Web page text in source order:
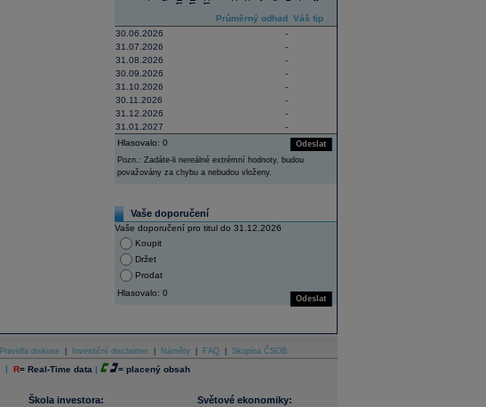
Průměrný odhad Váš tip
30.06.2026
-
31.07.2026
-
31.08.2026
-
30.09.2026
-
31.10.2026
-
30.11.2026
-
31.12.2026
-
31.01.2027
-
Odeslat
Hlasovalo: 0
Pozn.: Zadáte-li nereálné extrémní hodnoty, budou
považovány za chybu a nebudou vloženy.
Vaše doporučení
Vaše doporučení pro titul do 31.12.2026
Koupit
Držet
Prodat
Odeslat
Hlasovalo: 0
Pravidla diskuse Investiční disclaimer Náměty FAQ Skupina ČSOB
| R= Real-Time data | = placený obsah
Škola investora: Světové ekonomiky: